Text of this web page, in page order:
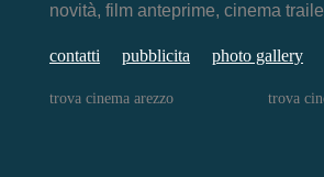
novità, film anteprime, cinema
contatti pubblicita photo gallery
trova cinema arezzo trova